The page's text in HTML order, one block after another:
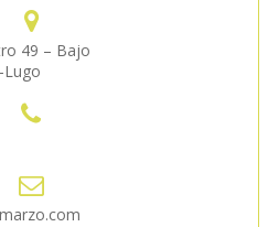
49 – Bajo
Lugo